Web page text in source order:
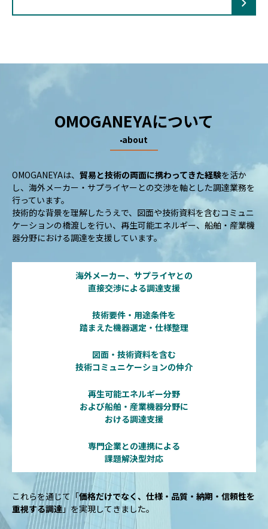
OMOGANEYAについて
about
OMOGANEYAは、 貿易と技術の両面に携わってきた経験を活か
し、海外メーカー・サプライヤーとの交渉を軸とした調達業務を
行っています。
技術的な背景を理解したうえで、図面や技術資料を含むコミュニ
ケーションの橋渡しを行い、再生可能エネルギー、船舶・産業機
器分野における調達を支援しています。
海外メーカー、サプライヤとの
直接交渉による調達支援
技術要件・用途条件を
踏まえた機器選定・仕様整理
図面・技術資料を含む
技術コミュニケーションの仲介
再生可能エネルギー分野
および船舶・産業機器分野に
おける調達支援
専門企業との連携による
課題解決型対応
これらを通じて「価格だけでなく、仕様・品質・納期・信頼性を
重視する調達」を実現してきました。